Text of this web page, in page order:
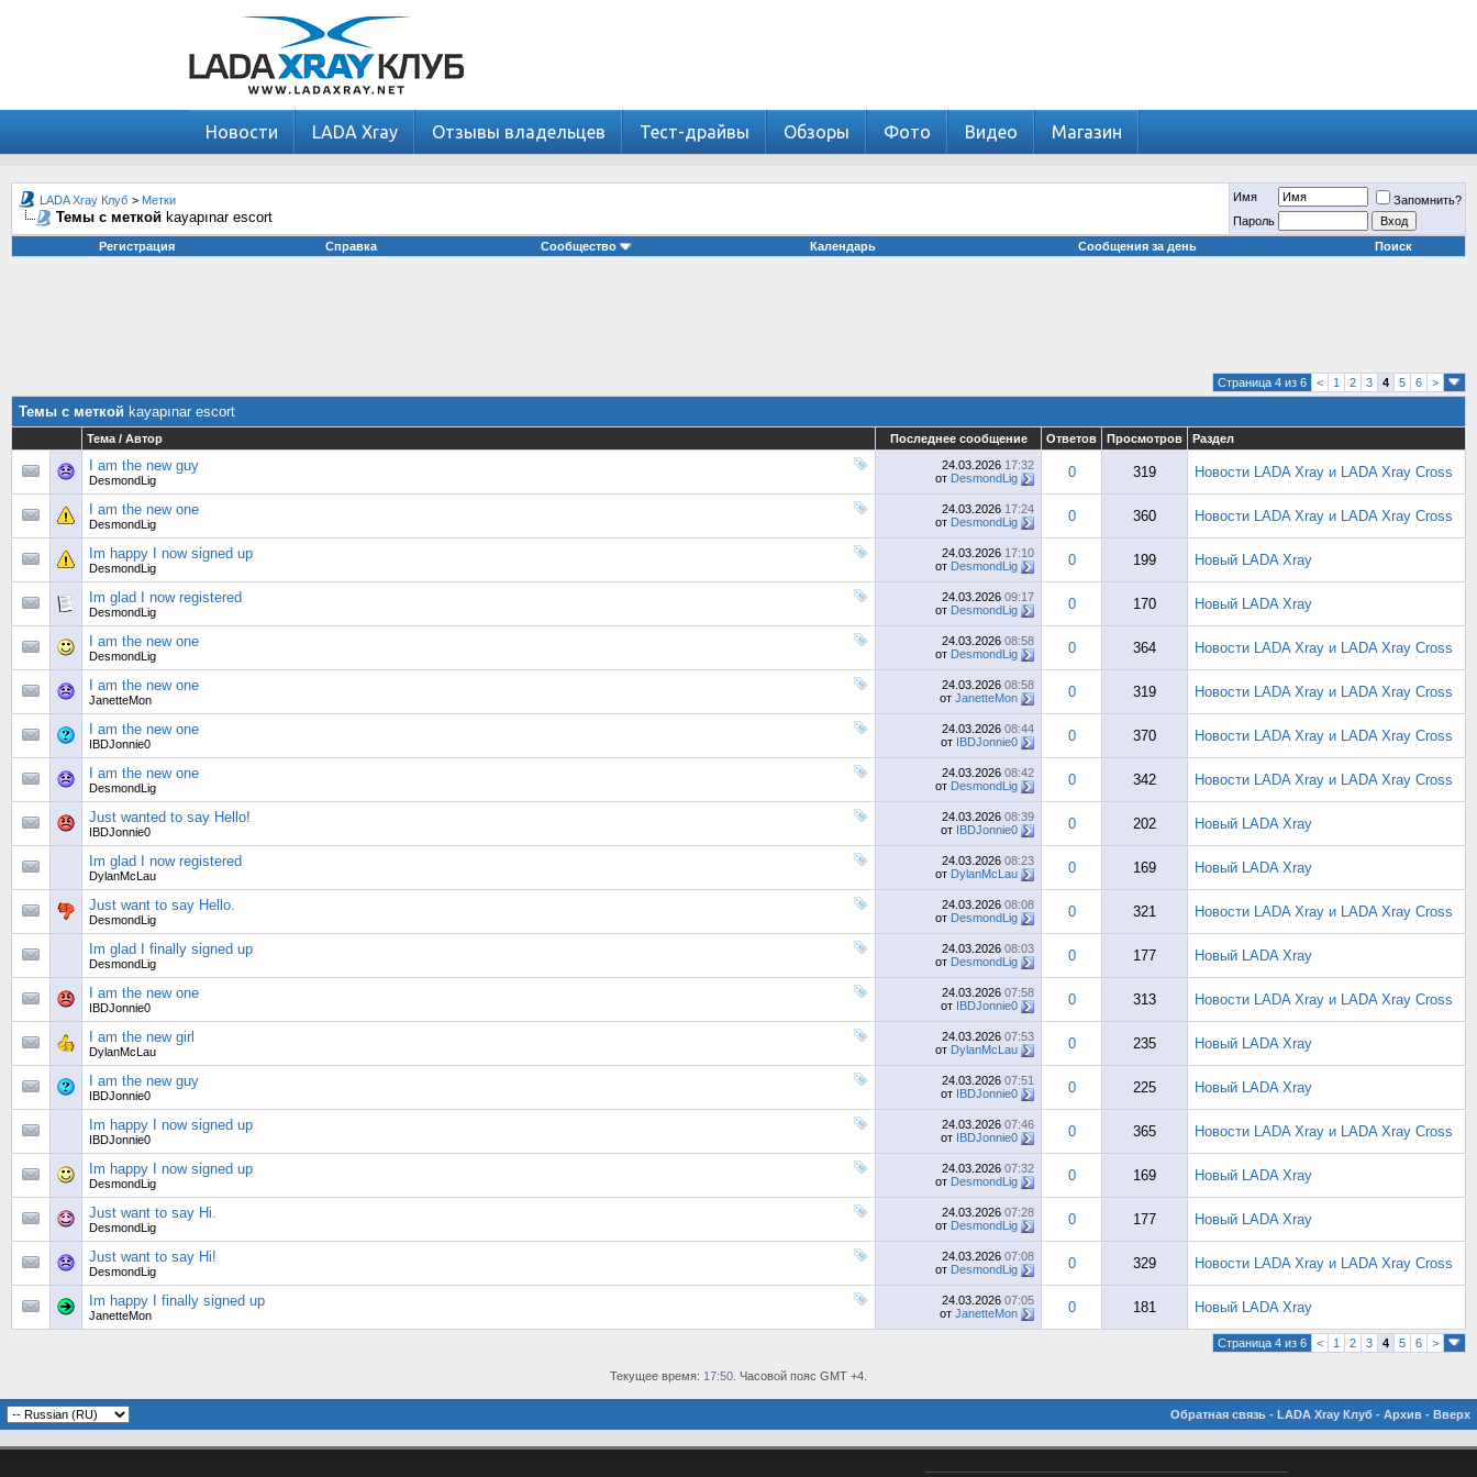
Новости LADA Xray Отзывы владельцев Тест-драйвы Обзоры Фото Видео Магазин
LADA Xray Клуб > Метки
Темы с меткой kayapınar escort
Имя
Запомнить?
Пароль
Регистрация
Справка Сообщество Календарь Сообщения за день Поиск
Страница 4 из 6 < 1 2 3 4 5 6 >
Темы с меткой kayapınar escort
Тема / Автор Последнее сообщение Ответов Просмотров Раздел
I am the new guy
DesmondLig
24.03.2026 17:32
от DesmondLig 0 319 Новости LADA Xray и LADA Xray Cross
I am the new one
DesmondLig
24.03.2026 17:24
от DesmondLig 0 360 Новости LADA Xray и LADA Xray Cross
Im happy I now signed up
DesmondLig
24.03.2026 17:10
от DesmondLig 0 199 Новый LADA Xray
Im glad I now registered
DesmondLig
24.03.2026 09:17
от DesmondLig 0 170 Новый LADA Xray
I am the new one
DesmondLig
24.03.2026 08:58
от DesmondLig 0 364 Новости LADA Xray и LADA Xray Cross
I am the new one
JanetteMon
24.03.2026 08:58
от JanetteMon 0 319 Новости LADA Xray и LADA Xray Cross
I am the new one
IBDJonnie0
24.03.2026 08:44
от IBDJonnie0 0 370 Новости LADA Xray и LADA Xray Cross
I am the new one
DesmondLig
24.03.2026 08:42
от DesmondLig 0 342 Новости LADA Xray и LADA Xray Cross
Just wanted to say Hello!
IBDJonnie0
24.03.2026 08:39
от IBDJonnie0 0 202 Новый LADA Xray
Im glad I now registered
DylanMcLau
24.03.2026 08:23
от DylanMcLau 0 169 Новый LADA Xray
Just want to say Hello.
DesmondLig
24.03.2026 08:08
от DesmondLig 0 321 Новости LADA Xray и LADA Xray Cross
Im glad I finally signed up
DesmondLig
24.03.2026 08:03
от DesmondLig 0 177 Новый LADA Xray
I am the new one
IBDJonnie0
24.03.2026 07:58
от IBDJonnie0 0 313 Новости LADA Xray и LADA Xray Cross
I am the new girl
DylanMcLau
24.03.2026 07:53
от DylanMcLau 0 235 Новый LADA Xray
I am the new guy
IBDJonnie0
24.03.2026 07:51
от IBDJonnie0 0 225 Новый LADA Xray
Im happy I now signed up
IBDJonnie0
24.03.2026 07:46
от IBDJonnie0 0 365 Новости LADA Xray и LADA Xray Cross
Im happy I now signed up
DesmondLig
24.03.2026 07:32
от DesmondLig 0 169 Новый LADA Xray
Just want to say Hi.
DesmondLig
24.03.2026 07:28
от DesmondLig 0 177 Новый LADA Xray
Just want to say Hi!
DesmondLig
24.03.2026 07:08
от DesmondLig 0 329 Новости LADA Xray и LADA Xray Cross
Im happy I finally signed up
JanetteMon
24.03.2026 07:05
от JanetteMon 0 181 Новый LADA Xray
Страница 4 из 6 < 1 2 3 4 5 6 >
Текущее время: 17:50 . Часовой пояс GMT +4.
Обратная связь - LADA Xray Клуб - Архив - Вверх